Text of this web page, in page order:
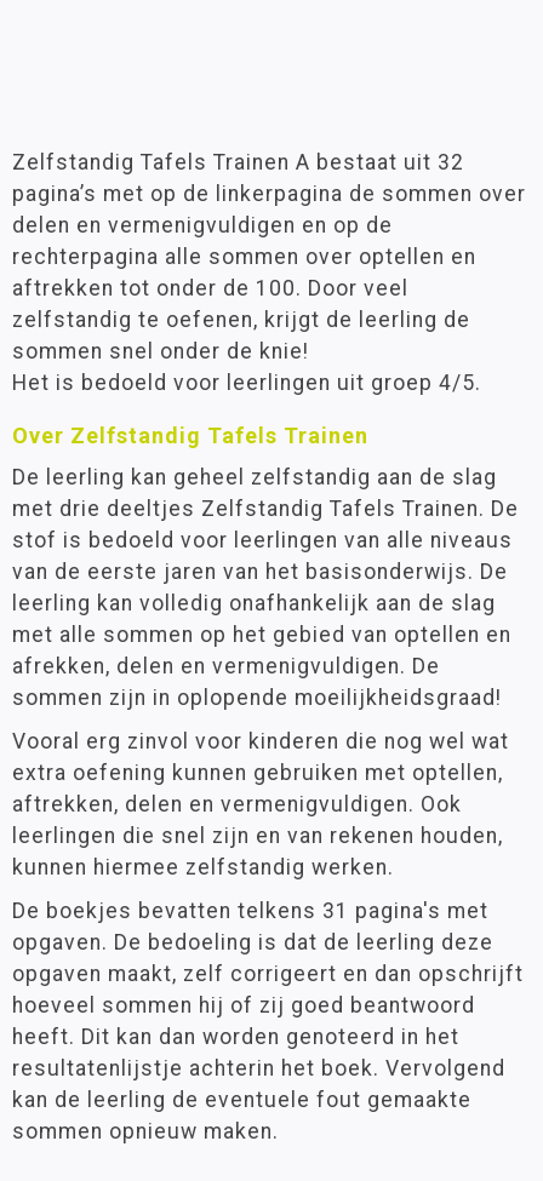
Zelfstandig Tafels Trainen A bestaat uit 32
pagina’s met op de linkerpagina de sommen over
delen en vermenigvuldigen en op de
rechterpagina alle sommen over optellen en
aftrekken tot onder de 100. Door veel
zelfstandig te oefenen, krijgt de leerling de
sommen snel onder de knie!
Het is bedoeld voor leerlingen uit groep 4/5.
Over Zelfstandig Tafels Trainen
De leerling kan geheel zelfstandig aan de slag
met drie deeltjes Zelfstandig Tafels Trainen. De
stof is bedoeld voor leerlingen van alle niveaus
van de eerste jaren van het basisonderwijs. De
leerling kan volledig onafhankelijk aan de slag
met alle sommen op het gebied van optellen en
afrekken, delen en vermenigvuldigen. De
sommen zijn in oplopende moeilijkheidsgraad!
Vooral erg zinvol voor kinderen die nog wel wat
extra oefening kunnen gebruiken met optellen,
aftrekken, delen en vermenigvuldigen. Ook
leerlingen die snel zijn en van rekenen houden,
kunnen hiermee zelfstandig werken.
De boekjes bevatten telkens 31 pagina's met
opgaven. De bedoeling is dat de leerling deze
opgaven maakt, zelf corrigeert en dan opschrijft
hoeveel sommen hij of zij goed beantwoord
heeft. Dit kan dan worden genoteerd in het
resultatenlijstje achterin het boek. Vervolgend
kan de leerling de eventuele fout gemaakte
sommen opnieuw maken.